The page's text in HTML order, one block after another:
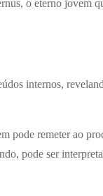
o eterno jovem
internos,
pode remeter ao
pode ser